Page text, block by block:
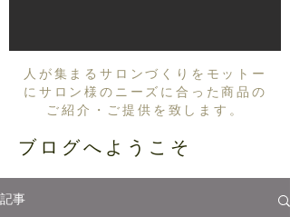
人が集まるサロンづくりをモットー
にサロン様のニーズに合った商品の
ご紹介・ご提供を致します。
ブログへようこそ
記事